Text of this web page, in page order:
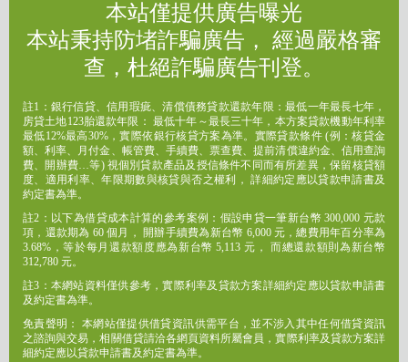
本站僅提供廣告曝光
本站秉持防堵詐騙廣告， 經過嚴格審
查，杜絕詐騙廣告刊登。
註1：銀行信貸、信用瑕疵、清償債務貸款還款年限：最低一年最長七年，
房貸土地123胎還款年限： 最低十年～最長三十年，本方案貸款機動年利率
最低12%最高30%，實際依銀行核貸方案為準。實際貸款條件 (例：核貸金
額、利率、月付金、帳管費、手續費、票查費、提前清償違約金、信用查詢
費、開辦費…等) 視個別貸款產品及授信條件不同而有所差異，保留核貸額
度、適用利率、年限期數與核貸與否之權利， 詳細約定應以貸款申請書及
約定書為準。
註2：以下為借貸成本計算的參考案例：假設申貸一筆新台幣 300,000 元款
項，還款期為 60 個月， 開辦手續費為新台幣 6,000 元，總費用年百分率為
3.68%，等於每月還款額度應為新台幣 5,113 元， 而總還款額則為新台幣
312,780 元。
註3：本網站資料僅供參考，實際利率及貸款方案詳細約定應以貸款申請書
及約定書為準。
免責聲明： 本網站僅提供借貸資訊供需平台，並不涉入其中任何借貸資訊
之諮詢與交易，相關借貸請洽各網頁資料所屬會員，實際利率及貸款方案詳
細約定應以貸款申請書及約定書為準。